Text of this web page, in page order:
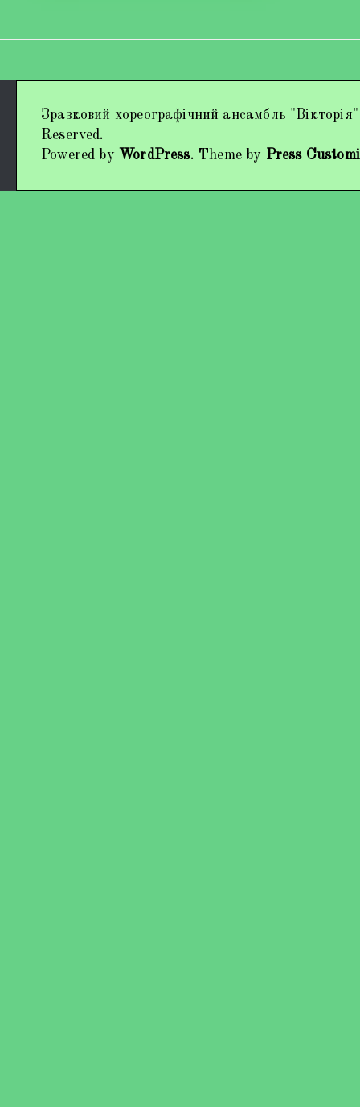
Наші виступи
Працівники колективу
Зразковий хореографічний ансамбль
Reserved.
Powered by WordPress. Theme by Press